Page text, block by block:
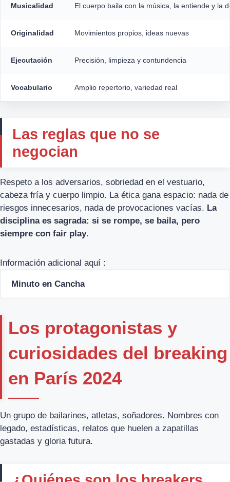
Musicalidad El cuerpo baila con la música, la entiende y la
Originalidad Movimientos propios, ideas nuevas
Ejecutación Precisión, limpieza y contundencia
Vocabulario Amplio repertorio, variedad real
Las reglas que no se
negocian
Respeto a los adversarios, sobriedad en el vestuario,
cabeza fría y cuerpo limpio. La ética gana espacio: nada de
riesgos innecesarios, nada de provocaciones vacías. La
disciplina es sagrada: si se rompe, se baila, pero
siempre con fair play.
Información adicional aquí :
Minuto en Cancha
Los protagonistas y
curiosidades del breaking
en París 2024
Un grupo de bailarines, atletas, soñadores. Nombres con
legado, estadísticas, relatos que huelen a zapatillas
gastadas y gloria futura.